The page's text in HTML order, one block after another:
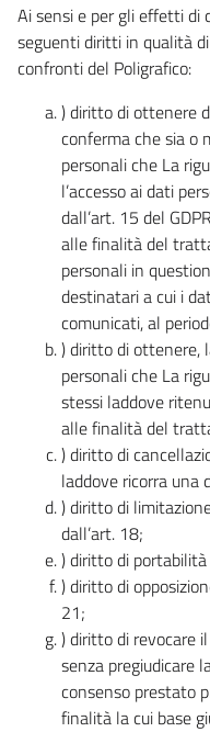
Ai sensi e per gli effetti di
seguenti diritti in qualità
confronti del Poligrafico:
) diritto di ottenere
conferma che sia o
personali che La
l’accesso ai dati
dall’art. 15 del
alle finalità del
personali in
destinatari a cui i
comunicati, al
) diritto di ottenere,
personali che La
stessi laddove
alle finalità del
) diritto di
laddove ricorra una
) diritto di
dall’art. 18;
) diritto di portabilità
) diritto di
21;
) diritto di revocare
senza pregiudicare
consenso prestato
finalità la cui base